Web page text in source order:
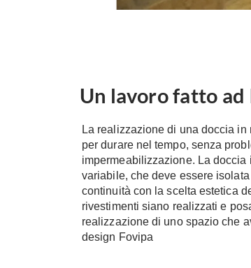
Un lavoro fatto ad
La realizzazione di una doccia
per durare nel tempo, senza
impermeabilizzazione. La
variabile, che deve essere
continuità con la scelta estetica
rivestimenti siano realizzati e
realizzazione di uno spazio che
design Fovipa